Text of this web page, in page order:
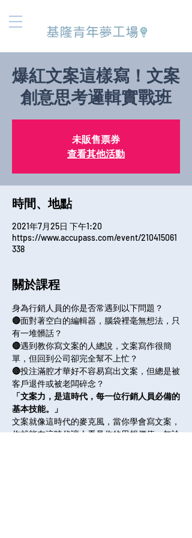
基隆青年夢工場
爆紅文案這樣寫！文案
創意思考邏輯實戰班
未販售票券
查看其他活動
時間、地點
2021年7月25日 下午1:20
https://www.accupass.com/event/210415061
338
關於課程
身為行銷人員的你是否常遇到以下問題？
🔴面對著空白的編輯器，腦袋裡毫無想法，只
有一堆髒話？
🔴遇到教你寫文案的人總說，文案寫作很簡
單，但回到公司卻完全幫不上忙？
🔴投注滿腔才華好不容易寫出文案，但總是被
客戶退件或被老闆碎念？
「文案力，是這時代，每一位行銷人員必備的
基本技能。」
文案就像這時代的麥克風，當你學會寫文案，
你就能在這時代讓人看見你的思想價值。無論